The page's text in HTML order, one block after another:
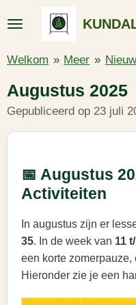
direct
de
hoofdinhoud
Welkom » Meer »
Augustus 2025
Gepubliceerd op 23 juli
📅 Augustus
Activiteiten
In augustus zijn er
35. In de week van 11
een korte zomerpauze,
Hieronder zie je een